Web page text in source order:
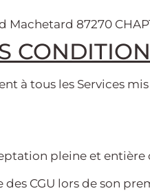
Machetard 87270
à tous les Services
pleine et entière
CGU lors de son